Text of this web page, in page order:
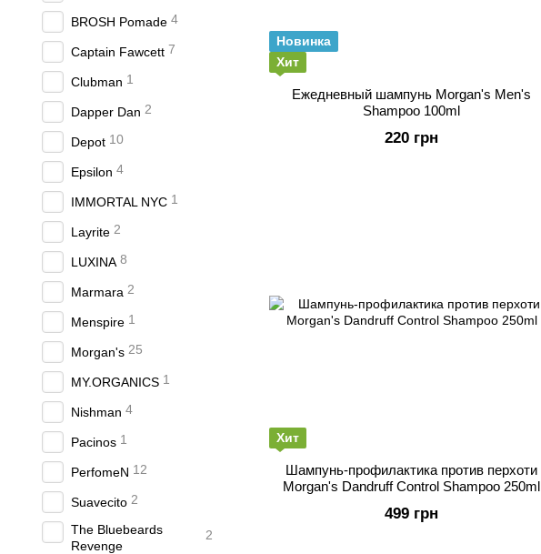
Новинка
Хит
Ежедневный шампунь Morgan's Men's
Shampoo 100ml
220 грн
Хит
Шампунь-профилактика против перхоти
Morgan's Dandruff Control Shampoo 250ml
499 грн
BROSH Pomade 4
Captain Fawcett 7
Clubman 1
Dapper Dan 2
Depot 10
Epsilon 4
IMMORTAL NYC 1
Layrite 2
LUXINA 8
Marmara 2
Menspire 1
Morgan's 25
MY.ORGANICS 1
Nishman 4
Pacinos 1
PerfomeN 12
Suavecito 2
The Bluebeards
Revenge
2